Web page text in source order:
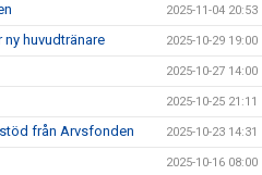
2025-11-04 20:53
huvudtränare 2025-10-29 19:00
2025-10-27 14:00
2025-10-25 21:11
från Arvsfonden 2025-10-23 14:31
2025-10-16 08:00